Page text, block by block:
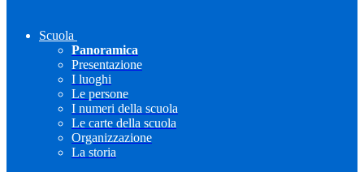
Scuola
Panoramica
Presentazione
I luoghi
Le persone
I numeri della scuola
Le carte della scuola
Organizzazione
La storia